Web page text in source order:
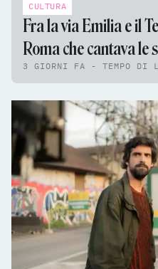
CULTURA
Fra la via Emilia e il
Roma che cantava le
3 GIORNI FA - TEMPO DI